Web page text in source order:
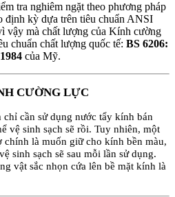
tra nghiêm ngặt theo phương pháp
định kỳ dựa trên tiêu chuẩn ANSI
vậy mà chất lượng của Kính cường
chuẩn chất lượng quốc tế: BS 6206:
của Mỹ.
CƯỜNG LỰC
cần sử dụng nước tẩy kính bán
vệ sinh sạch sẽ rồi. Tuy nhiên, một
chính là muốn giữ cho kính bền màu,
sinh sạch sẽ sau mỗi lần sử dụng.
vật sắc nhọn cứa lên bề mặt kính là